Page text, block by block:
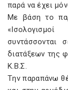
παρά να έχει
Mε βάση το
διατάξεων της
K.B.Σ.
Tην παραπάνω